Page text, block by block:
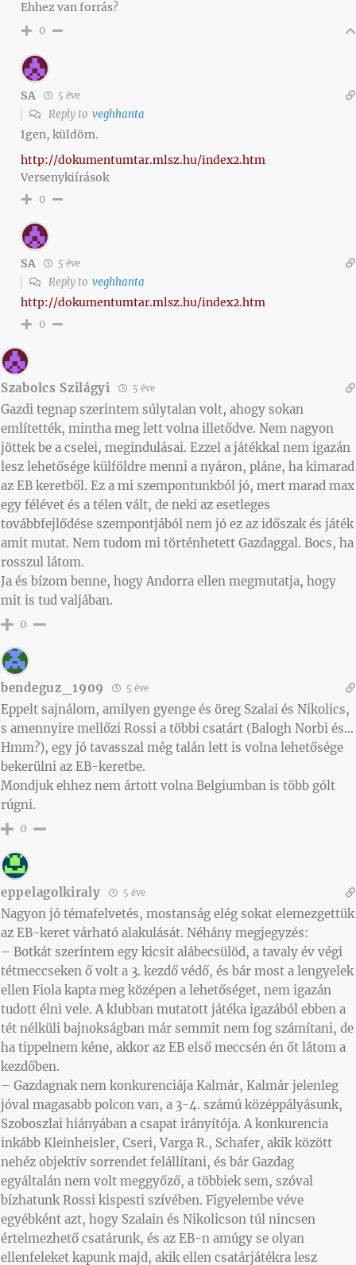
Ehhez van forrás?
0
SA 5 éve
Reply to veghhanta
Igen, küldöm.
http://dokumentumtar.mlsz.hu/index2.htm
Versenykiírások
0
SA 5 éve
Reply to veghhanta
http://dokumentumtar.mlsz.hu/index2.htm
0
Szabolcs Szilágyi 5 éve
Gazdi tegnap szerintem súlytalan volt, ahogy sokan
említették, mintha meg lett volna illetődve. Nem nagyon
jöttek be a cselei, megindulásai. Ezzel a játékkal nem igazán
lesz lehetősége külföldre menni a nyáron, pláne, ha kimarad
az EB keretből. Ez a mi szempontunkból jó, mert marad max
egy félévet és a télen vált, de neki az esetleges
továbbfejlődése szempontjából nem jó ez az időszak és játék
amit mutat. Nem tudom mi történhetett Gazdaggal. Bocs, ha
rosszul látom.
Ja és bízom benne, hogy Andorra ellen megmutatja, hogy
mit is tud valjában.
0
bendeguz_1909 5 éve
Eppelt sajnálom, amilyen gyenge és öreg Szalai és Nikolics,
s amennyire mellőzi Rossi a többi csatárt (Balogh Norbi és…
Hmm?), egy jó tavasszal még talán lett is volna lehetősége
bekerülni az EB-keretbe.
Mondjuk ehhez nem ártott volna Belgiumban is több gólt
rúgni.
0
eppelagolkiraly 5 éve
Nagyon jó témafelvetés, mostanság elég sokat elemezgettük
az EB-keret várható alakulását. Néhány megjegyzés:
– Botkát szerintem egy kicsit alábecsülöd, a tavaly év végi
tétmeccseken ő volt a 3. kezdő védő, és bár most a lengyelek
ellen Fiola kapta meg középen a lehetőséget, nem igazán
tudott élni vele. A klubban mutatott játéka igazából ebben a
tét nélküli bajnokságban már semmit nem fog számítani, de
ha tippelnem kéne, akkor az EB első meccsén én őt látom a
kezdőben.
– Gazdagnak nem konkurenciája Kalmár, Kalmár jelenleg
jóval magasabb polcon van, a 3-4. számú középpályásunk,
Szoboszlai hiányában a csapat irányítója. A konkurencia
inkább Kleinheisler, Cseri, Varga R., Schafer, akik között
nehéz objektív sorrendet felállítani, és bár Gazdag
egyáltalán nem volt meggyőző, a többiek sem, szóval
bízhatunk Rossi kispesti szívében. Figyelembe véve
egyébként azt, hogy Szalain és Nikolicson túl nincsen
értelmezhető csatárunk, és az EB-n amúgy se olyan
ellenfeleket kapunk majd, akik ellen csatárjátékra lesz